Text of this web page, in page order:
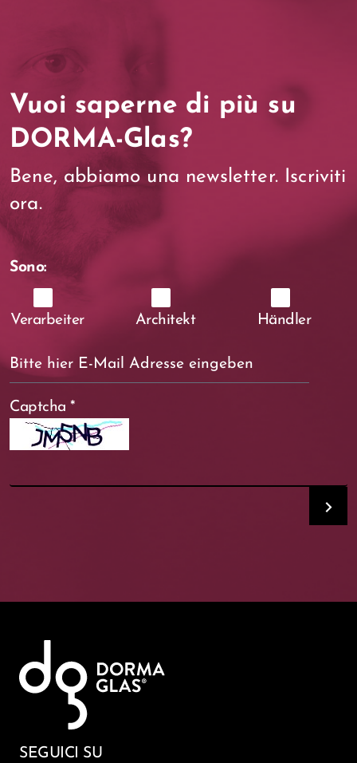
Vuoi saperne di più su
DORMA-Glas?
Bene, abbiamo una newsletter. Iscriviti
ora.
Sono:
Verarbeiter Architekt Händler
Captcha *
SEGUICI SU